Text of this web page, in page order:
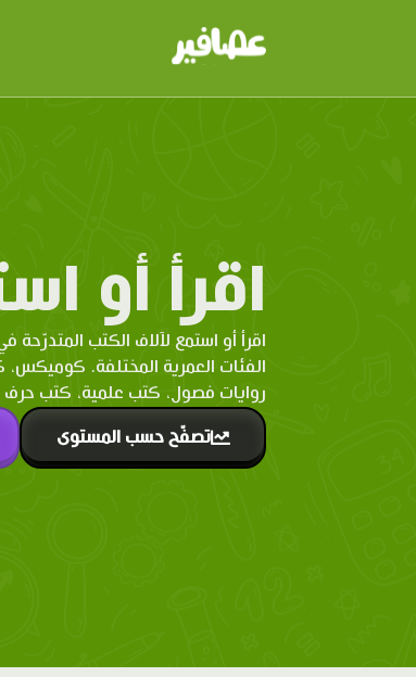
اقرأ أو
اقرأ أو استمع لآلاف الكتب
الفئات العمرية المختلفة.
روايات فصول، كتب علمية، كتب حرف
تصفّح حسب المستوى